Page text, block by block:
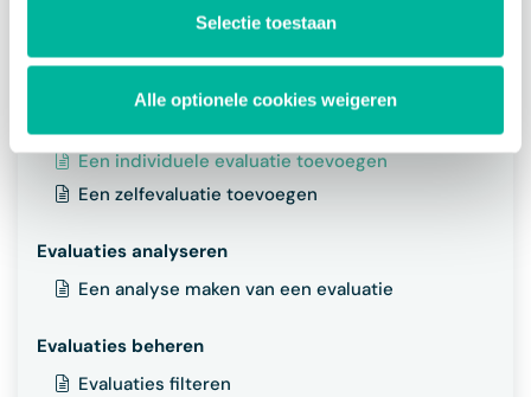
Selectie toestaan
Alle optionele cookies weigeren
Evaluaties afnemen
Een evaluatie toevoegen
Een team evaluatie toevoegen
Een individuele evaluatie toevoegen
Een zelfevaluatie toevoegen
Evaluaties analyseren
Een analyse maken van een evaluatie
Evaluaties beheren
Evaluaties filteren